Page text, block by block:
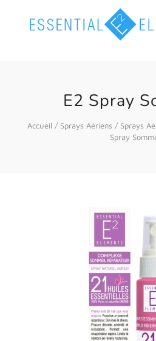
E2 Spray
Accueil / Sprays Aériens / Sprays
Spray